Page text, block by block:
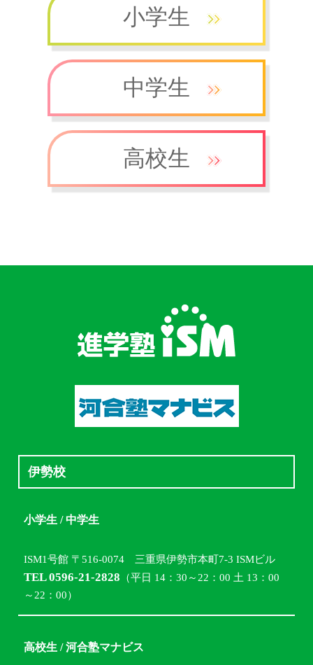
小学生
中学生
高校生
伊勢校
小学生 / 中学生
ISM1号館 〒516-0074 三重県伊勢市本町7-3 ISMビル
TEL 0596-21-2828 （平日 14：30～22：00 土 13：00
～22：00）
高校生 / 河合塾マナビス